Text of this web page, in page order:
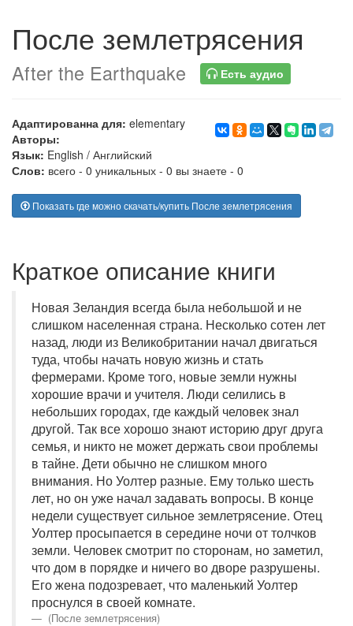
После землетрясения
After the Earthquake Есть аудио
Адаптированна для: elementary
Авторы:
Язык: English / Английский
Слов: всего - 0 уникальных - 0 вы знаете - 0
Показать где можно скачать/купить После землетрясения
Краткое описание книги
Новая Зеландия всегда была небольшой и не
слишком населенная страна. Несколько сотен лет
назад, люди из Великобритании начал двигаться
туда, чтобы начать новую жизнь и стать
фермерами. Кроме того, новые земли нужны
хорошие врачи и учителя. Люди селились в
небольших городах, где каждый человек знал
другой. Так все хорошо знают историю друг друга
семья, и никто не может держать свои проблемы
в тайне. Дети обычно не слишком много
внимания. Но Уолтер разные. Ему только шесть
лет, но он уже начал задавать вопросы. В конце
недели существует сильное землетрясение. Отец
Уолтер просыпается в середине ночи от толчков
земли. Человек смотрит по сторонам, но заметил,
что дом в порядке и ничего во дворе разрушены.
Его жена подозревает, что маленький Уолтер
проснулся в своей комнате.
(После землетрясения)